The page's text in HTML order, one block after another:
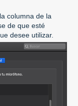
columna de la
de que esté
desee utilizar.